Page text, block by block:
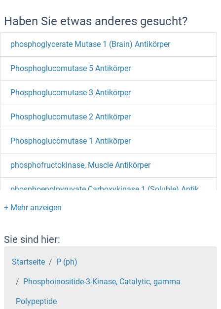
Haben Sie etwas anderes gesucht?
phosphoglycerate Mutase 1 (Brain) Antikörper
Phosphoglucomutase 5 Antikörper
Phosphoglucomutase 3 Antikörper
Phosphoglucomutase 2 Antikörper
Phosphoglucomutase 1 Antikörper
phosphofructokinase, Muscle Antikörper
PHOSPHO2 Antikörper
PHOSPHO1 Antikörper
Phosphatidylinositol Phosphate Antikörper
Sie sind hier:
Startseite P (ph)
Phosphoinositide-3-Kinase, Catalytic, gamma
Polypeptide